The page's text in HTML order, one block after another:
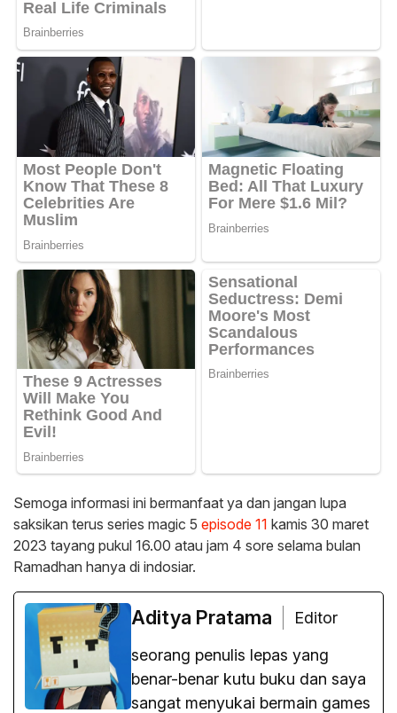
Semoga informasi ini bermanfaat ya dan jangan lupa
saksikan terus series magic 5 episode 11 kamis 30 maret
2023 tayang pukul 16.00 atau jam 4 sore selama bulan
Ramadhan hanya di indosiar.
Aditya Pratama
Editor
seorang penulis lepas yang
benar-benar kutu buku dan saya
sangat menyukai bermain games